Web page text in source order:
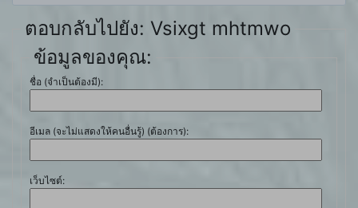
ตอบกลับไปยัง: Vsixgt mhtmwo
ข้อมูลของคุณ:
ชื่อ (จำเป็นต้องมี):
อีเมล (จะไม่แสดงให้คนอื่นรู้) (ต้องการ):
เว็บไซต์: